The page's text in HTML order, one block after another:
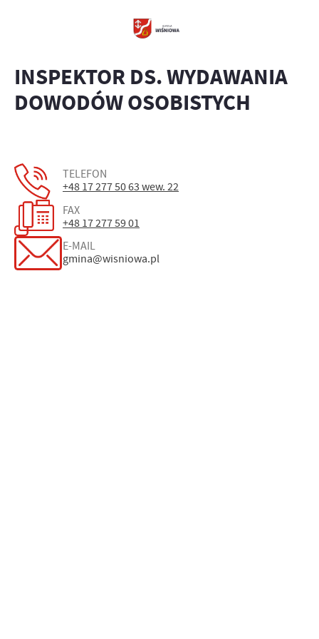
INSPEKTOR DS. WYDAWANIA
DOWODÓW OSOBISTYCH
TELEFON
+48 17 277 50 63 wew. 22
FAX
+48 17 277 59 01
E-MAIL
gmina@wisniowa.pl